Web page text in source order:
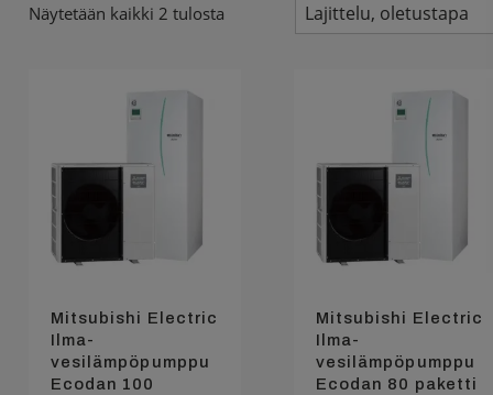
Näytetään kaikki 2 tulosta
Mitsubishi Electric
Ilma-
vesilämpöpumppu
Ecodan 100
Mitsubishi Electric
Ilma-
vesilämpöpumppu
Ecodan 80 paketti